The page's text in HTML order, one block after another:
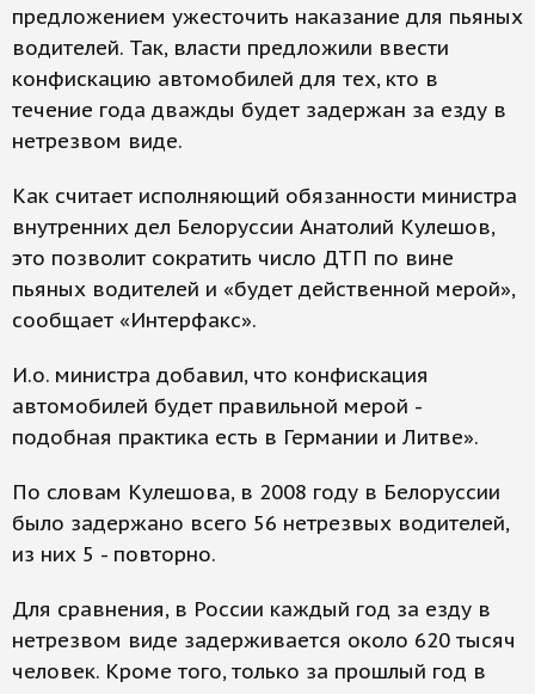
предложением ужесточить наказание для пьяных
водителей. Так, власти предложили ввести
конфискацию автомобилей для тех, кто в
течение года дважды будет задержан за езду в
нетрезвом виде.
Как считает исполняющий обязанности министра
внутренних дел Белоруссии Анатолий Кулешов,
это позволит сократить число ДТП по вине
пьяных водителей и «будет действенной мерой»,
сообщает «Интерфакс».
И.о. министра добавил, что конфискация
автомобилей будет правильной мерой -
подобная практика есть в Германии и Литве».
По словам Кулешова, в 2008 году в Белоруссии
было задержано всего 56 нетрезвых водителей,
из них 5 - повторно.
Для сравнения, в России каждый год за езду в
нетрезвом виде задерживается около 620 тысяч
человек. Кроме того, только за прошлый год в